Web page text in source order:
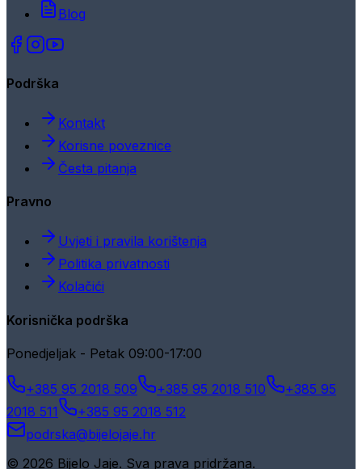
Blog
Podrška
Kontakt
Korisne poveznice
Česta pitanja
Pravno
Uvjeti i pravila korištenja
Politika privatnosti
Kolačići
Korisnička podrška
Ponedjeljak - Petak 09:00-17:00
+385 95 2018 509 +385 95 2018 510
+385 95
2018 511
+385 95 2018 512
podrska@bijelojaje.hr
© 2026 Bijelo Jaje. Sva prava pridržana.